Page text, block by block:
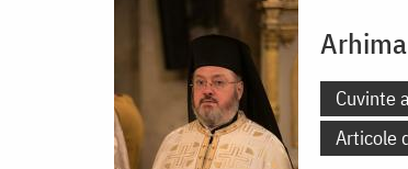
Cuvinte
Articole